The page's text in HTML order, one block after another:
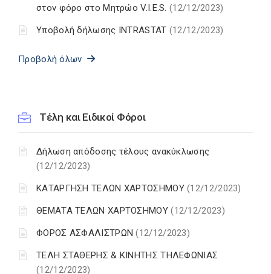
στον φόρο στο Μητρώο V.I.E.S.(12/12/2023)
Υποβολή δήλωσης INTRASTAT (12/12/2023)
Προβολή όλων
Τέλη και Ειδικοί Φόροι
Δήλωση απόδοσης τέλους ανακύκλωσης
(12/12/2023)
ΚΑΤΑΡΓΗΣΗ ΤΕΛΩΝ ΧΑΡΤΟΣΗΜΟΥ(12/12/2023)
ΘΕΜΑΤΑ ΤΕΛΩΝ ΧΑΡΤΟΣΗΜΟΥ(12/12/2023)
ΦΟΡΟΣ ΑΣΦΑΛΙΣΤΡΩΝ(12/12/2023)
ΤΕΛΗ ΣΤΑΘΕΡΗΣ & ΚΙΝΗΤΗΣ ΤΗΛΕΦΩΝΙΑΣ
(12/12/2023)